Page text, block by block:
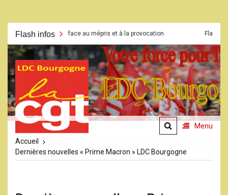
contenu
Flash infos
Grève face au mépris et à la provocation Flash CSE du 23
La CGT
LDC
Bourgogne
Menu
Accueil
Dernières nouvelles « Prime Macron » LDC Bourgogne